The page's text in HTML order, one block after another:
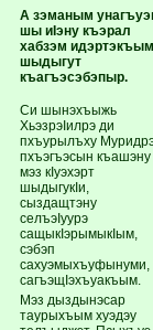
А зэманым
шы иIэну къэрал
хабзэм
шыдыгут
къагъэсэбэпыр.
Си шынэхъыжь
ХьэзрэIилрэ ди
пхъурылъху
пхъэгъэсын къашэну
мэз кIуэхэрт
шыдыгукIи,
сыздащтэну
селъэIуурэ
сащыкIэрымыкIым,
сэбэп
сахуэмыхъуфынуми,
сагъэщIэхъуакъым.
Мэз дыздынэсар
таурыхъым хуэдэу